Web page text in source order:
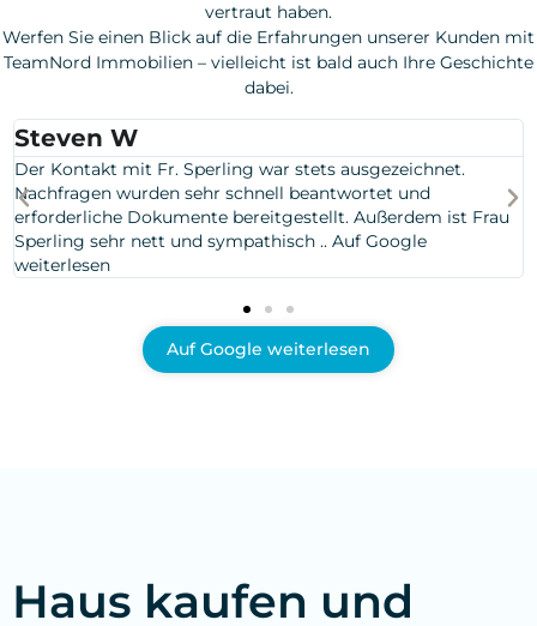
vertraut haben.
Werfen Sie einen Blick auf die Erfahrungen unserer Kunden mit
TeamNord Immobilien – vielleicht ist bald auch Ihre Geschichte
dabei.
ist Frau
Thomas Riesebieter
Ein tolles Team mit einem kompletten
wurden von Frau Sperling betreut und waren von
Ende in den besten Händen ... Auf Google
Auf Google weiterlesen
Haus kaufen und